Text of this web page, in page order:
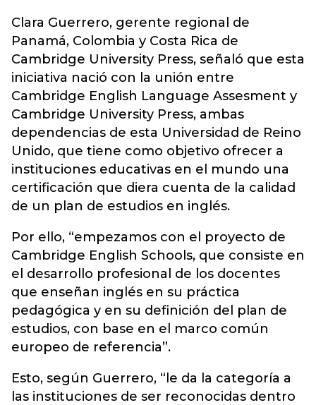
Clara Guerrero, gerente regional de
Panamá, Colombia y Costa Rica de
Cambridge University Press, señaló que esta
iniciativa nació con la unión entre
Cambridge English Language Assesment y
Cambridge University Press, ambas
dependencias de esta Universidad de Reino
Unido, que tiene como objetivo ofrecer a
instituciones educativas en el mundo una
certificación que diera cuenta de la calidad
de un plan de estudios en inglés.
Por ello, “empezamos con el proyecto de
Cambridge English Schools, que consiste en
el desarrollo profesional de los docentes
que enseñan inglés en su práctica
pedagógica y en su definición del plan de
estudios, con base en el marco común
europeo de referencia”.
Esto, según Guerrero, “le da la categoría a
las instituciones de ser reconocidas dentro